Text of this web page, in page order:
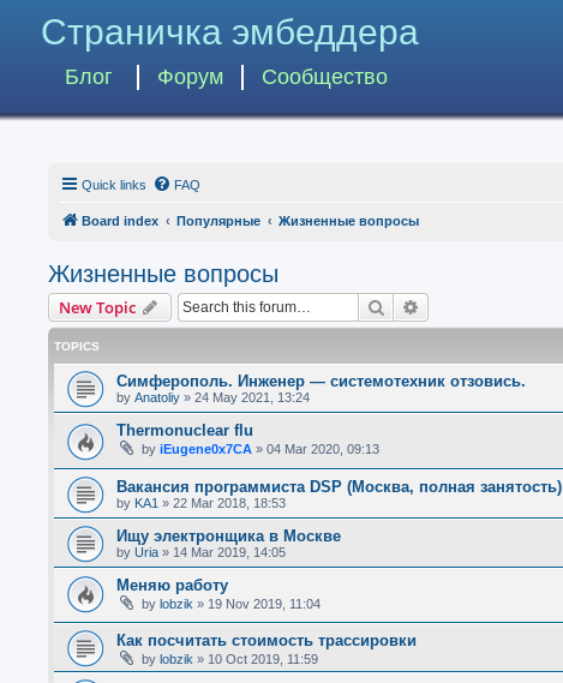
Страничка эмбеддера
Блог Форум Сообщество
Quick links FAQ
Board index Популярные Жизненные вопросы
Жизненные вопросы
New Topic Search
TOPICS
Симферополь. Инженер — системотехник отзовись.
by Anatoliy » 24 May 2021, 13:24
Thermonuclear flu
by iEugene0x7CA » 04 Mar 2020, 09:13
Вакансия программиста DSP (Москва, полная занятость)
by KA1 » 22 Mar 2018, 18:53
Ищу электронщика в Москве
by Uria » 14 Mar 2019, 14:05
Меняю работу
by lobzik » 19 Nov 2019, 11:04
Как посчитать стоимость трассировки
by lobzik » 10 Oct 2019, 11:59